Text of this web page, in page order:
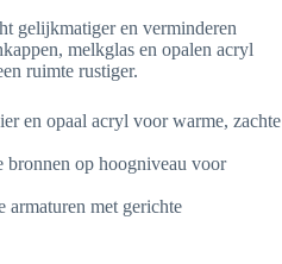
gelijkmatiger en verminderen
melkglas en opalen acryl
ruimte rustiger.
en opaal acryl voor warme, zachte
bronnen op hoogniveau voor
met gerichte